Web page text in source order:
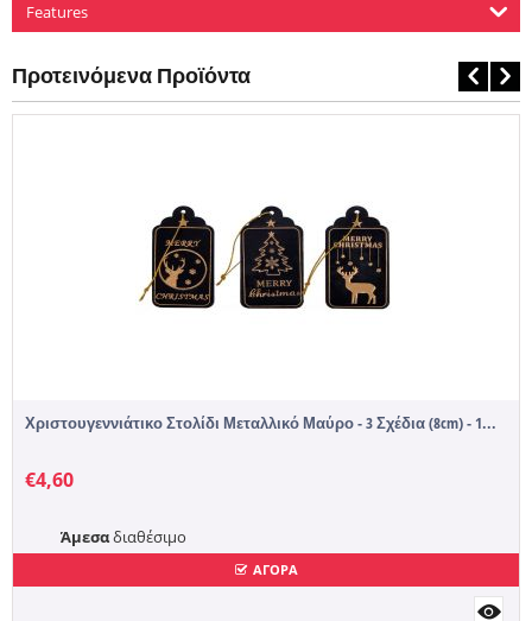
Features
Προτεινόμενα Προϊόντα
Χριστουγεννιάτικο Στολίδι Μεταλλικό Μαύρο - 3 Σχέδια (8cm) - 1...
€4,60
Άμεσαδιαθέσιμο
ΑΓΟΡΑ